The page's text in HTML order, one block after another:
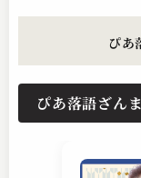
ぴあ
ぴあ落語ざん